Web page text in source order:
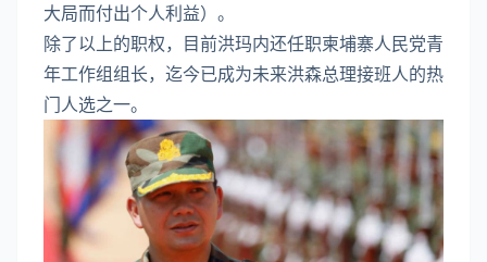
大局而付出个人利益）。
除了以上的职权，目前洪玛内还任职柬埔寨人民党青
年工作组组长，迄今已成为未来洪森总理接班人的热
门人选之一。